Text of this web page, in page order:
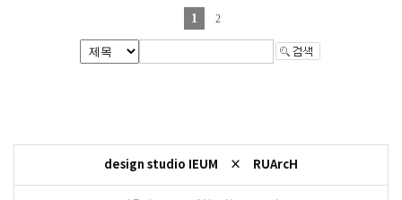
1 2
design studio IEUM × RUArcH